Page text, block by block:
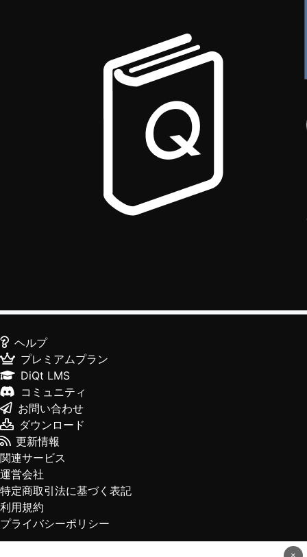
ヘルプ
プレミアムプラン
DiQt LMS
コミュニティ
お問い合わせ
ダウンロード
更新情報
関連サービス
運営会社
特定商取引法に基づく表記
利用規約
プライバシーポリシー